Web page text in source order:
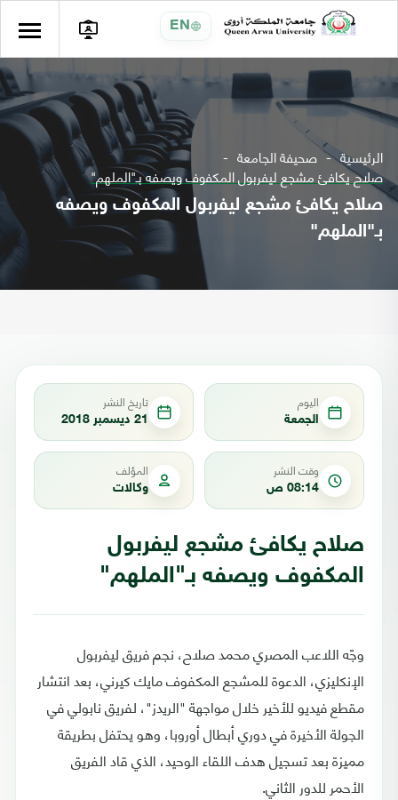
EN
الرئيسية صحيفة الجامعة
صلاح يكافئ مشجع ليفربول المكفوف ويصفه بـ"الملهم"
صلاح يكافئ مشجع ليفربول المكفوف ويصفه
بـ"الملهم"
اليوم
الجمعة
تاريخ النشر
21 ديسمبر 2018
وقت النشر
08:14 ص
المؤلف
وكالات
صلاح يكافئ مشجع ليفربول
المكفوف ويصفه بـ"الملهم"
وجّه اللاعب المصري محمد صلاح، نجم فريق ليفربول
الإنكليزي، الدعوة للمشجع المكفوف مايك كيرني، بعد انتشار
مقطع فيديو للأخير خلال مواجهة "الريدز"، لفريق نابولي في
الجولة الأخيرة في دوري أبطال أوروبا، وهو يحتفل بطريقة
مميزة بعد تسجيل هدف اللقاء الوحيد، الذي قاد الفريق
الأحمر للدور الثاني.